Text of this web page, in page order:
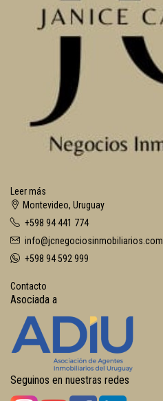
Leer más
Montevideo, Uruguay
+598 94 441 774
info@jcnegociosinmobiliarios.com
+598 94 592 999
Contacto
Asociada a
Seguinos en nuestras redes